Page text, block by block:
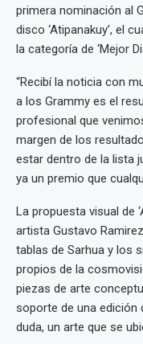
primera nominación al
disco ‘Atipanakuy’, el
la categoría de ‘Mejor
“Recibí la noticia con
a los Grammy es el
profesional que
margen de los
estar dentro de la lista
ya un premio que
La propuesta visual de
artista Gustavo
tablas de Sarhua y los
propios de la
piezas de arte
soporte de una edición
duda, un arte que se